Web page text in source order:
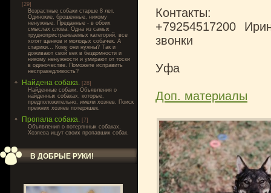
[29]
Возрастные собаки старше 8 лет.
Одинокие, брошенные, никому
ненужные. Преданные - в обоих
смыслах слова. Одна из самых
труднопристраиваемых категорий, все
хотят щенков и молодых собачек. А
старики... Кому они нужны? Так и
доживают свой век в бездомности и
никому ненужности и умирают от тоски
в одиночестве. Поможете исправить
несправедливость?
Найдена собака. [28]
Найденные собаки. Объявления о
найденных собаках, которые,
предположительно, имели хозяев. Поиск
прежних хозяев потеряшек.
Пропала собака. [7]
Объявления о потерянных собаках.
Хозяева ищут своих пропавших собак.
В ДОБРЫЕ РУКИ!
Контакты:
+79254517200
звонки
Уфа
Доп. материалы